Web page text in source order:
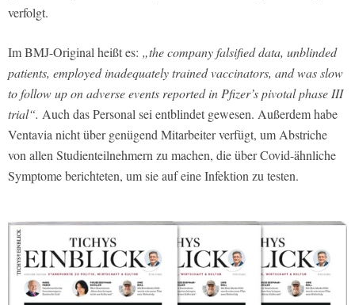
verfolgt.
Im BMJ-Original heißt es: „the company falsified data, unblinded
patients, employed inadequately trained vaccinators, and was slow
to follow up on adverse events reported in Pfizer’s pivotal phase III
trial“. Auch das Personal sei entblindet gewesen. Außerdem habe
Ventavia nicht über genügend Mitarbeiter verfügt, um Abstriche
von allen Studienteilnehmern zu machen, die über Covid-ähnliche
Symptome berichteten, um sie auf eine Infektion zu testen.